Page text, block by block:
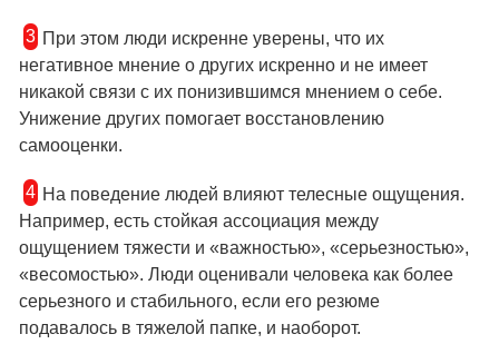
3 При этом люди искренне уверены, что их
негативное мнение о других искренно и не имеет
никакой связи с их понизившимся мнением о себе.
Унижение других помогает восстановлению
самооценки.
4 На поведение людей влияют телесные ощущения.
Например, есть стойкая ассоциация между
ощущением тяжести и «важностью», «серьезностью»,
«весомостью». Люди оценивали человека как более
серьезного и стабильного, если его резюме
подавалось в тяжелой папке, и наоборот.